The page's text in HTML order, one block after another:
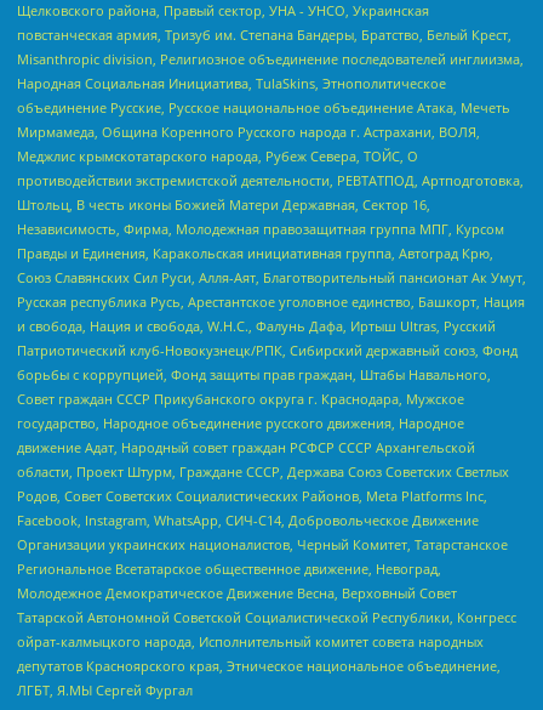
Щелковского района, Правый сектор, УНА - УНСО, Украинская
повстанческая армия, Тризуб им. Степана Бандеры, Братство, Белый Крест,
Misanthropic division, Религиозное объединение последователей инглиизма,
Народная Социальная Инициатива, TulaSkins, Этнополитическое
объединение Русские, Русское национальное объединение Атака, Мечеть
Мирмамеда, Община Коренного Русского народа г. Астрахани, ВОЛЯ,
Меджлис крымскотатарского народа, Рубеж Севера, ТОЙС, О
противодействии экстремистской деятельности, РЕВТАТПОД, Артподготовка,
Штольц, В честь иконы Божией Матери Державная, Сектор 16,
Независимость, Фирма, Молодежная правозащитная группа МПГ, Курсом
Правды и Единения, Каракольская инициативная группа, Автоград Крю,
Союз Славянских Сил Руси, Алля-Аят, Благотворительный пансионат Ак Умут,
Русская республика Русь, Арестантское уголовное единство, Башкорт, Нация
и свобода, Нация и свобода, W.H.С., Фалунь Дафа, Иртыш Ultras, Русский
Патриотический клуб-Новокузнецк/РПК, Сибирский державный союз, Фонд
борьбы с коррупцией, Фонд защиты прав граждан, Штабы Навального,
Совет граждан СССР Прикубанского округа г. Краснодара, Мужское
государство, Народное объединение русского движения, Народное
движение Адат, Народный совет граждан РСФСР СССР Архангельской
области, Проект Штурм, Граждане СССР, Держава Союз Советских Светлых
Родов, Совет Советских Социалистических Районов, Meta Platforms Inc,
Facebook, Instagram, WhatsApp, СИЧ-С14, Добровольческое Движение
Организации украинских националистов, Черный Комитет, Татарстанское
Региональное Всетатарское общественное движение, Невоград,
Молодежное Демократическое Движение Весна, Верховный Совет
Татарской Автономной Советской Социалистической Республики, Конгресс
ойрат-калмыцкого народа, Исполнительный комитет совета народных
депутатов Красноярского края, Этническое национальное объединение,
ЛГБТ, Я.МЫ Сергей Фургал